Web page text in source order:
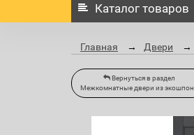
Каталог товаров
Главная Двери
Вернуться в раздел
Межкомнатные двери из